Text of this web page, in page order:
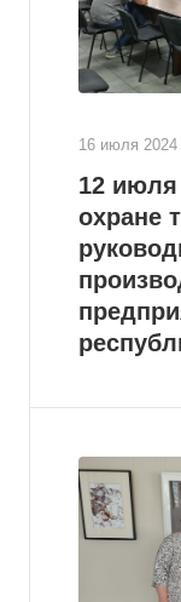
16 июля 2024
12
охране